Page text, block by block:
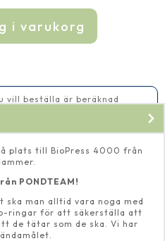
i varukorg
vill beställa är beräknad
plats till BioPress 4000 från
PONDTEAM!
ska man alltid vara noga med
ringar för att säkerställa att
de tätar som de ska. Vi har